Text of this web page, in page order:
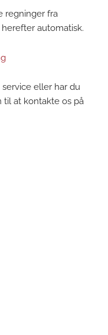
regninger fra
automatisk.
eller har du
at kontakte os på